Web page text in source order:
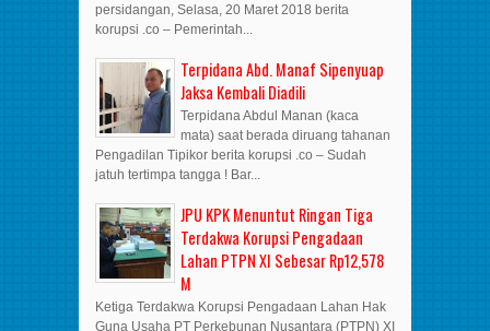
persidangan, Selasa, 20 Maret 2018 berita
korupsi .co – Pemerintah...
Terpidana Abd. Manaf Sipenyuap
Jaksa Kembali Diadili
Terpidana Abdul Manan (kaca
mata) saat berada diruang tahanan
Pengadilan Tipikor berita korupsi .co – Sudah
jatuh tertimpa tangga ! Bar...
JPU KPK Menuntut Ringan Tiga
Terdakwa Korupsi Pengadaan
Lahan PTPN XI Sebesar Rp12,578
M
Ketiga Terdakwa Korupsi Pengadaan Lahan Hak
Guna Usaha PT Perkebunan Nusantara (PTPN) XI